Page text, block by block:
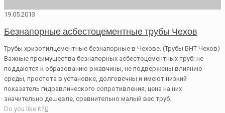
19.05.2013
Безнапорные асбестоцементные трубы Чехов
Трубы хризотилцементные безнапорные в Чехове. (Трубы БНТ Чехов)
Важные преимущества безнапорных асбестоцементных труб: не
поддаются к образованию ржавчины, не подвержены влиянию
среды, простота в установке, долговечны и имеют низкий
показатель гидравлического сопротивления, цена на них
значительно дешевле, сравнительно малый вес труб.
Do you like it?0